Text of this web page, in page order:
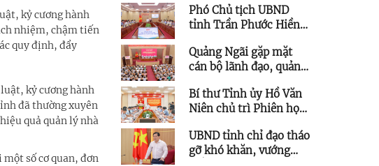
kỷ cương hành
nhiệm, chậm tiến
quy định, đẩy
kỷ cương hành
đã thường xuyên
quả quản lý nhà
số cơ quan, đơn
Hội nghị và Triển lãm
tỉnh Quảng Ngãi
Phó Chủ tịch UBND
tỉnh Trần Phước Hiền
triển khai thực hiện
Nghị quyết 57
Quảng Ngãi gặp mặt
cán bộ lãnh đạo, quản
Thường vụ Tỉnh ủy
quản lý được quy hoạch
Bí thư Tỉnh ủy Hồ Văn
Niên chủ trì Phiên họp
trình trọng điểm
UBND tỉnh chỉ đạo tháo
gỡ khó khăn, vướng